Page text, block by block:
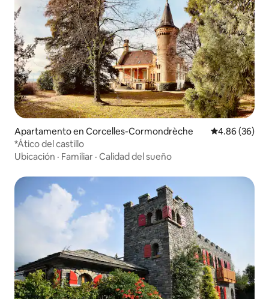
Apartamento en Corcelles-Cormondrèche Calificación
4.86 (36)
*Ático del castillo
Ubicación · Familiar · Calidad del sueño